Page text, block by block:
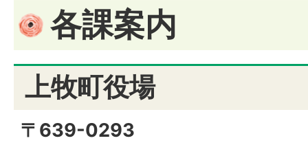
各課案内
上牧町役場
〒639-0293